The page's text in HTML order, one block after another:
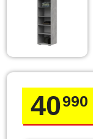
40990